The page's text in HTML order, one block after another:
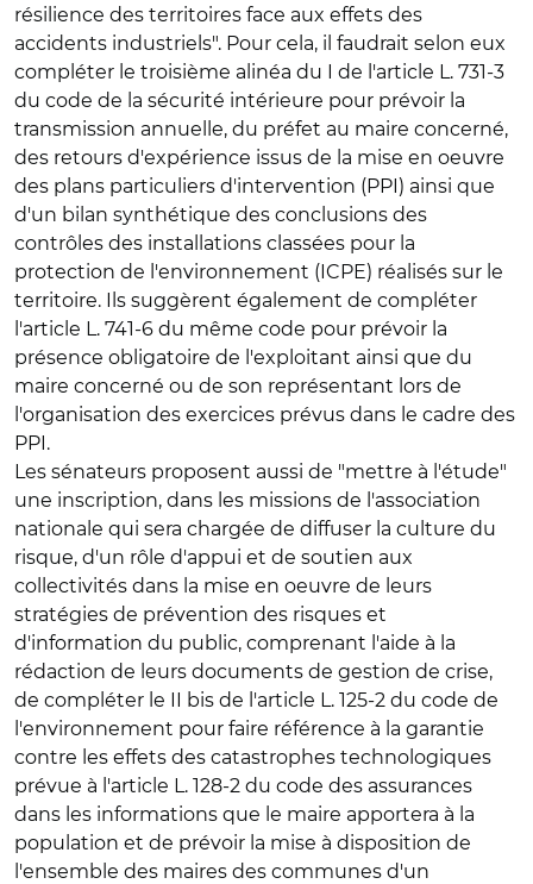
résilience des territoires face aux effets des
accidents industriels". Pour cela, il faudrait selon eux
compléter le troisième alinéa du I de l'article L. 731-3
du code de la sécurité intérieure pour prévoir la
transmission annuelle, du préfet au maire concerné,
des retours d'expérience issus de la mise en oeuvre
des plans particuliers d'intervention (PPI) ainsi que
d'un bilan synthétique des conclusions des
contrôles des installations classées pour la
protection de l'environnement (ICPE) réalisés sur le
territoire. Ils suggèrent également de compléter
l'article L. 741-6 du même code pour prévoir la
présence obligatoire de l'exploitant ainsi que du
maire concerné ou de son représentant lors de
l'organisation des exercices prévus dans le cadre des
PPI.
Les sénateurs proposent aussi de "mettre à l'étude"
une inscription, dans les missions de l'association
nationale qui sera chargée de diffuser la culture du
risque, d'un rôle d'appui et de soutien aux
collectivités dans la mise en oeuvre de leurs
stratégies de prévention des risques et
d'information du public, comprenant l'aide à la
rédaction de leurs documents de gestion de crise,
de compléter le II bis de l'article L. 125-2 du code de
l'environnement pour faire référence à la garantie
contre les effets des catastrophes technologiques
prévue à l'article L. 128-2 du code des assurances
dans les informations que le maire apportera à la
population et de prévoir la mise à disposition de
l'ensemble des maires des communes d'un